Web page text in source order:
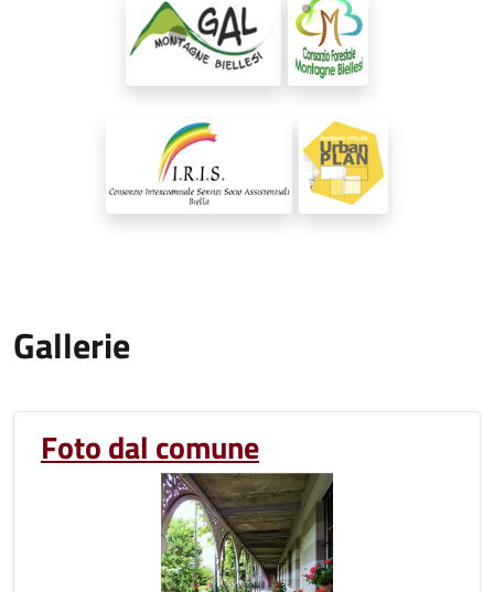
Gallerie
Foto dal comune